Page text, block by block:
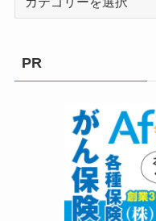
PR